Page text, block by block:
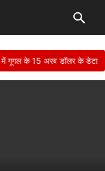
के 15 अरब डॉलर के डेटा सेंटर